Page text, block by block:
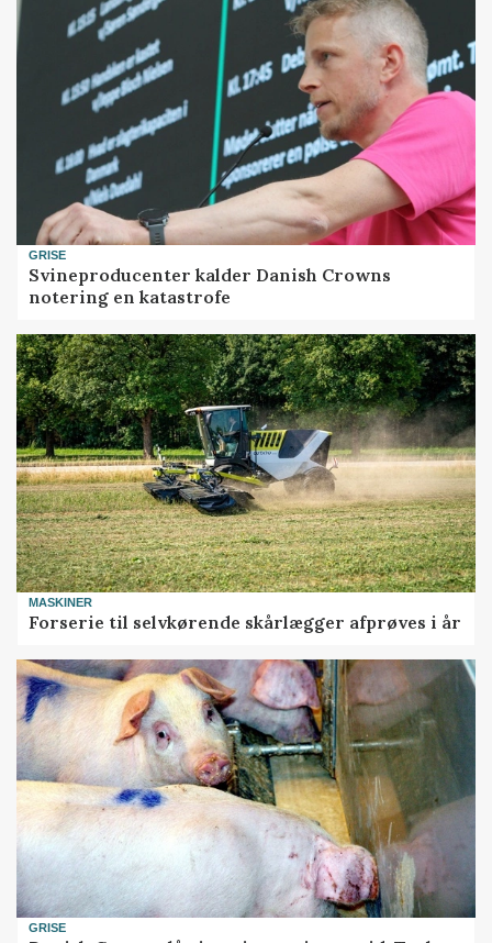
GRISE
Svineproducenter kalder Danish Crowns
notering en katastrofe
MASKINER
Forserie til selvkørende skårlægger afprøves i år
GRISE